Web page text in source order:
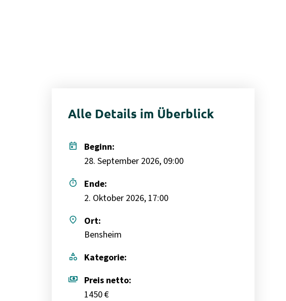
Alle Details im Überblick
today
Beginn:
28. September 2026, 09:00
timer
Ende:
2. Oktober 2026, 17:00
place
Ort:
Bensheim
category
Kategorie:
payments Preis netto:
1450 €